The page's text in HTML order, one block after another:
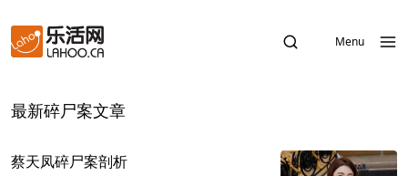
Menu
最新碎尸案文章
蔡天凤碎尸案剖析